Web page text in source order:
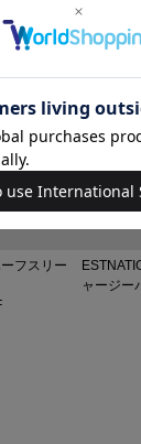
フスリー
ャージー